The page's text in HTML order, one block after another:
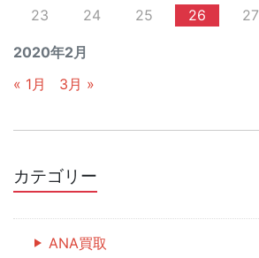
2020年2月
23
24 25 26 27
« 1月 3月 »
カテゴリー
ANA買取